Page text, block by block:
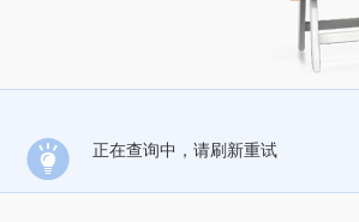
正在查询中，请刷新重试